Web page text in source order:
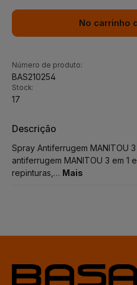
No carrinho
Número de produto:
BAS210254
Stock:
17
Descrição
Spray Antiferrugem MANITOU
antiferrugem MANITOU 3 em 1
repinturas,… Mais